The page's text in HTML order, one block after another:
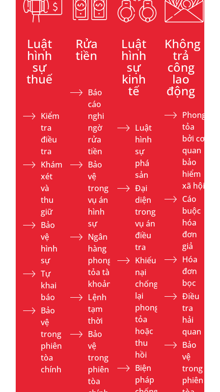
Luật
hình
sự
thuế
Kiểm
tra
điều
tra
Khám
xét
và
thu
giữ
Bảo
vệ
hình
sự
Tự
khai
báo
Bảo
vệ
trong
phiên
tòa
chính
Rửa
tiền
Báo
cáo
nghi
ngờ
rửa
tiền
Bảo
vệ
trong
vụ án
hình
sự
Ngân
hàng
phong
tỏa tài
khoản
Lệnh
tạm
thời
Bảo
vệ
trong
phiên
tòa
Luật
hình
sự
kinh
tế
Luật
hình
sự
phá
sản
Đại
diện
trong
vụ án
điều
tra
Khiếu
nại
chống
lại
phong
tỏa
hoặc
thu
hồi
Biện
pháp
Không
trả
công
lao
động
Phong
tỏa
bởi cơ
quan
bảo
hiểm
xã hội
Cáo
buộc
hóa
đơn
giả
Hóa
đơn
bọc
Điều
tra
hải
quan
Bảo
vệ
trong
phiên